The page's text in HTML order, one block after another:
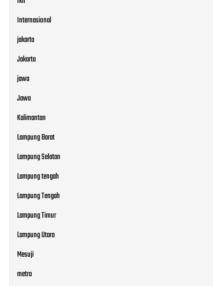
Internasional
jakarta
Jakarta
jawa
Jawa
Kalimantan
Lampung Barat
Lampung Selatan
Lampung tengah
Lampung Tengah
Lampung Timur
Lampung Utara
Mesuji
metro